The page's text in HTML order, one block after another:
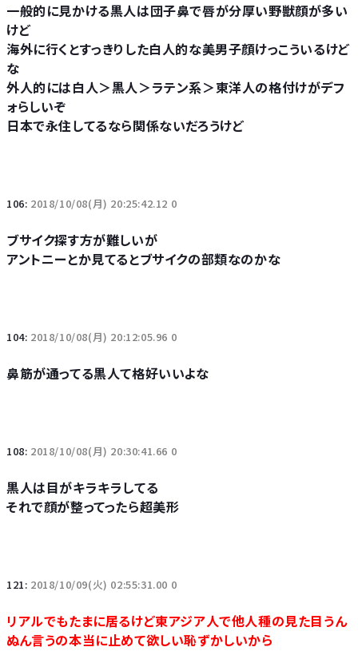
一般的に見かける黒人は団子鼻で唇が分厚い野獣顔が多い
けど
海外に行くとすっきりした白人的な美男子顔けっこういるけど
な
外人的には白人＞黒人＞ラテン系＞東洋人の格付けがデフ
ォらしいぞ
日本で永住してるなら関係ないだろうけど
106: 2018/10/08(月) 20:25:42.12 0
ブサイク探す方が難しいが
アントニーとか見てるとブサイクの部類なのかな
104: 2018/10/08(月) 20:12:05.96 0
鼻筋が通ってる黒人て格好いいよな
108: 2018/10/08(月) 20:30:41.66 0
黒人は目がキラキラしてる
それで顔が整ってったら超美形
121: 2018/10/09(火) 02:55:31.00 0
リアルでもたまに居るけど東アジア人で他人種の見た目うん
ぬん言うの本当に止めて欲しい恥ずかしいから